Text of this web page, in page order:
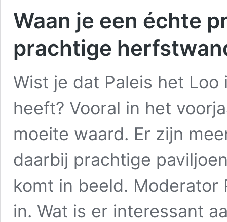
Waan je een échte
prachtige
Wist je dat Paleis het
heeft? Vooral in het
moeite waard. Er zijn
daarbij prachtige
komt in beeld. Moderator
in. Wat is er interessant